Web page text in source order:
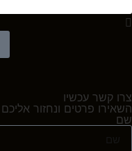
צרו קשר עכשיו
השאירו פרטים ונחזור
שם